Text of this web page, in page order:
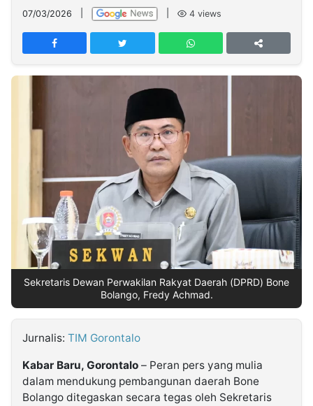
Network
PT
TREETAN
INDONESIA
Partner
Insight
Suara
Lens
Daily
Jalan
Rakyat
Idealita
Notice
Dinamikapost.com
Radar
Seedbacklink
Kabarbaru
07/03/2026 4 views
Sekretaris Dewan Perwakilan Rakyat Daerah (DPRD) Bone
Bolango, Fredy Achmad.
Jurnalis: TIM Gorontalo
Kabar Baru, Gorontalo – Peran pers yang mulia
dalam mendukung pembangunan daerah Bone
Bolango ditegaskan secara tegas oleh Sekretaris